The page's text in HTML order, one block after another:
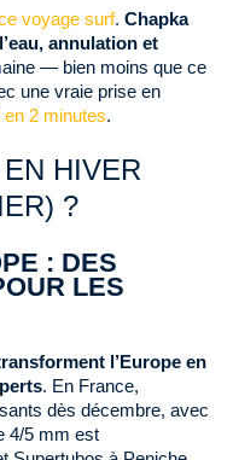
voyage surf. Chapka
annulation et
— bien moins que ce
une vraie prise en
2 minutes.
HIVER
?
: DES
LES
l’Europe en
. En France,
dès décembre, avec
4/5 mm est